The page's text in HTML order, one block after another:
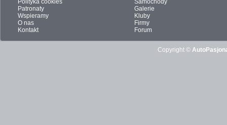
Polityka cookies
Patronaty
Wspieramy
O nas
Kontakt
Samochody
Galerie
Kluby
Firmy
Forum
Copyright ©